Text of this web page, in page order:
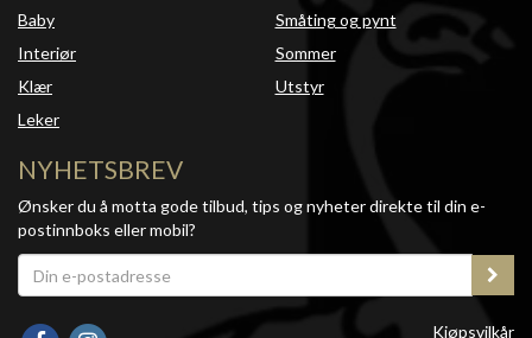
Baby
Interiør
Klær
Leker
Småting og pynt
Sommer
Utstyr
NYHETSBREV
Ønsker du å motta gode tilbud, tips og nyheter direkte til din e-
postinnboks eller mobil?
Kjøpsvilkår